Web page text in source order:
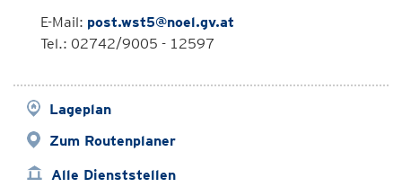
E-Mail: post.wst5@noel.gv.at
Tel.: 02742/9005 - 12597
Lageplan
Zum Routenplaner
Alle Dienststellen